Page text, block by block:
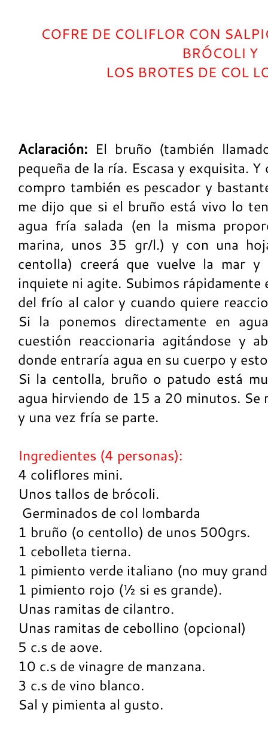
COFRE DE COLIFLOR CON
BRÓCOLI Y
LOS BROTES DE COL
Aclaración: El bruño (también
pequeña de la ría. Escasa y exquisita.
compro también es pescador y
me dijo que si el bruño está vivo lo
agua fría salada (en la misma
marina, unos 35 gr/l.) y con una
centolla) creerá que vuelve la mar y
inquiete ni agite. Subimos rápidamente
del frío al calor y cuando quiere
Si la ponemos directamente en
cuestión reaccionaria agitándose y
donde entraría agua en su cuerpo y
Si la centolla, bruño o patudo está
agua hirviendo de 15 a 20 minutos. Se
y una vez fría se parte.
Ingredientes (4 personas):
4 coliflores mini.
Unos tallos de brócoli.
Germinados de col lombarda
1 bruño (o centollo) de unos 500grs.
1 cebolleta tierna.
1 pimiento verde italiano (no muy
1 pimiento rojo (½ si es grande).
Unas ramitas de cilantro.
Unas ramitas de cebollino (opcional)
5 c.s de aove.
10 c.s de vinagre de manzana.
3 c.s de vino blanco.
Sal y pimienta al gusto.